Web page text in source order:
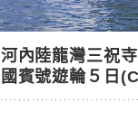
河內陸龍灣三祝
國賓號遊輪５日